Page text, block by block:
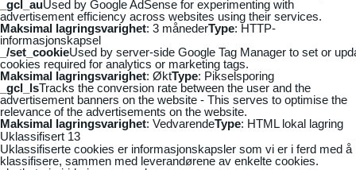
_gcl_auUsed by Google AdSense for experimenting with
advertisement efficiency across websites using their services.
Maksimal lagringsvarighet: 3 månederType: HTTP-
informasjonskapsel
_/set_cookieUsed by server-side Google Tag Manager to set or
cookies required for analytics or marketing tags.
Maksimal lagringsvarighet: ØktType: Pikselsporing
_gcl_lsTracks the conversion rate between the user and the
advertisement banners on the website - This serves to optimise the
relevance of the advertisements on the website.
Maksimal lagringsvarighet: VedvarendeType: HTML lokal lagring
Uklassifisert 13
Uklassifiserte cookies er informasjonskapsler som vi er i ferd med å
klassifisere, sammen med leverandørene av enkelte cookies.